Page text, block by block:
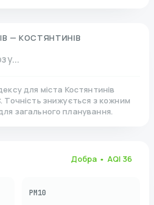
— КОСТЯНТИНІВ
для міста Костянтинів
Точність знижується з кожним
загального планування.
Добра • AQI 36
PM10